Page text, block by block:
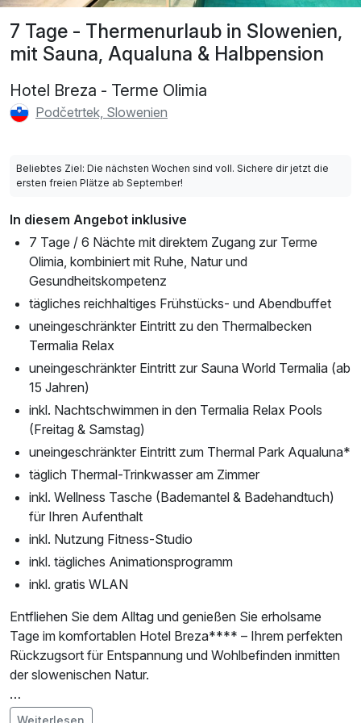
7 Tage - Thermenurlaub in Slowenien,
mit Sauna, Aqualuna & Halbpension
Hotel Breza - Terme Olimia
Podčetrtek, Slowenien
Beliebtes Ziel: Die nächsten Wochen sind voll. Sichere dir jetzt die
ersten freien Plätze ab September!
In diesem Angebot inklusive
7 Tage / 6 Nächte mit direktem Zugang zur Terme
Olimia, kombiniert mit Ruhe, Natur und
Gesundheitskompetenz
tägliches reichhaltiges Frühstücks- und Abendbuffet
uneingeschränkter Eintritt zu den Thermalbecken
Termalia Relax
uneingeschränkter Eintritt zur Sauna World Termalia (ab
15 Jahren)
inkl. Nachtschwimmen in den Termalia Relax Pools
(Freitag & Samstag)
uneingeschränkter Eintritt zum Thermal Park Aqualuna*
täglich Thermal-Trinkwasser am Zimmer
inkl. Wellness Tasche (Bademantel & Badehandtuch)
für Ihren Aufenthalt
inkl. Nutzung Fitness-Studio
inkl. tägliches Animationsprogramm
inkl. gratis WLAN
Entfliehen Sie dem Alltag und genießen Sie erholsame
Tage im komfortablen Hotel Breza**** – Ihrem perfekten
Rückzugsort für Entspannung und Wohlbefinden inmitten
der slowenischen Natur.
Ihr gemütliches Doppelzimmer mit Balkon lädt zum
Weiterlesen